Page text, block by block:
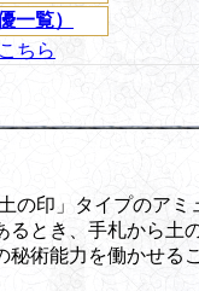
一覧）
ちら
の印」タイプのアミ
るとき、手札から土
秘術能力を働かせる